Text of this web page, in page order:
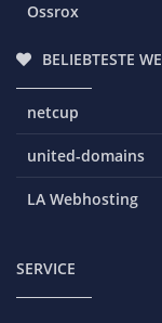
Ossrox
BELIEBTESTE
netcup
united-domains
LA Webhosting
SERVICE